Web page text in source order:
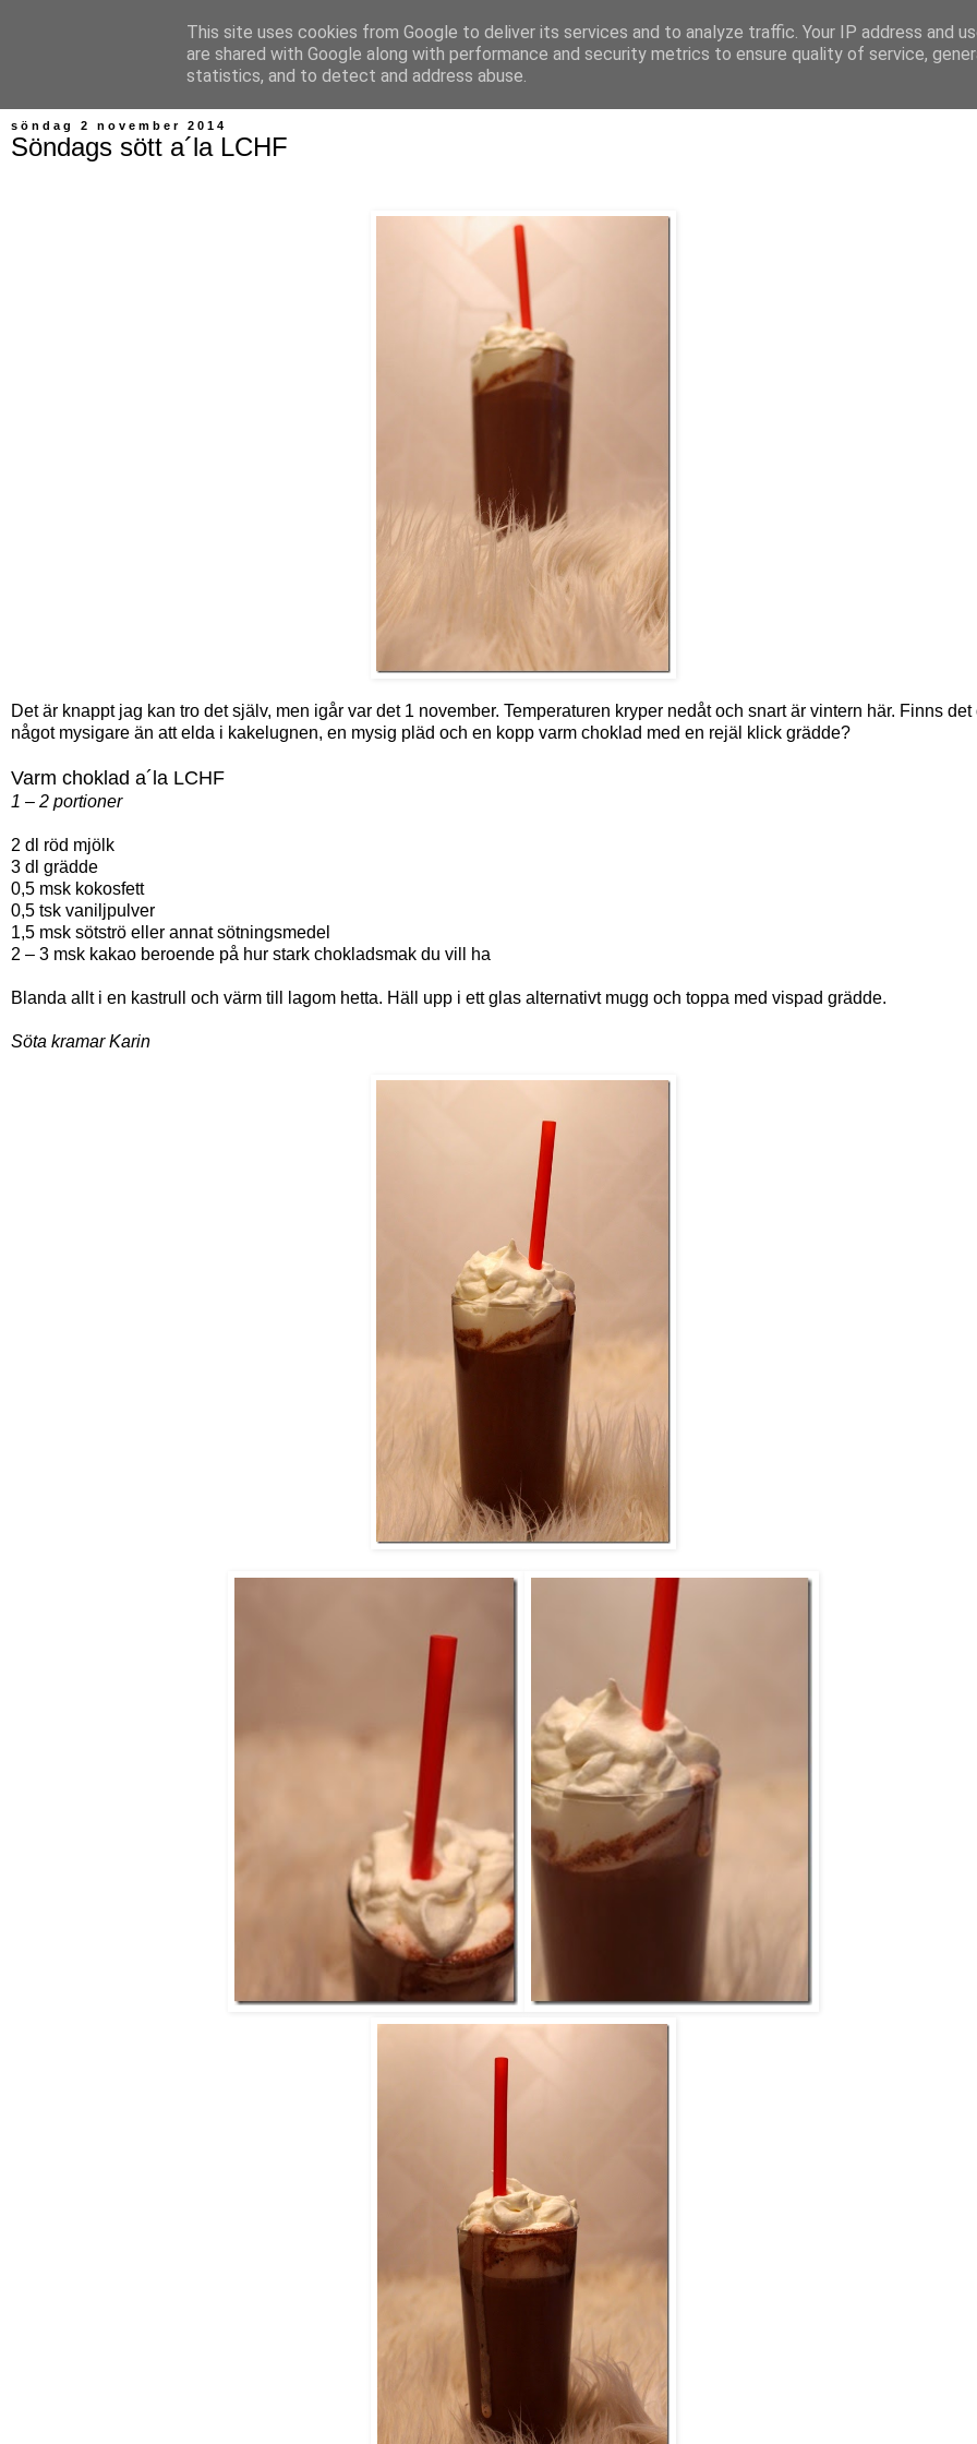
Bagerskan
söndag 2 november 2014
Söndags sött a´la LCHF
Det är knappt jag kan tro det själv, men igår var det 1 november. Temperaturen kryper nedåt och snart är vintern här. Finns det
något mysigare än att elda i kakelugnen, en mysig pläd och en kopp varm choklad med en rejäl klick grädde?
Varm choklad a´la LCHF
1 – 2 portioner
2 dl röd mjölk
3 dl grädde
0,5 msk kokosfett
0,5 tsk vaniljpulver
1,5 msk sötströ eller annat sötningsmedel
2 – 3 msk kakao beroende på hur stark chokladsmak du vill ha
Blanda allt i en kastrull och värm till lagom hetta. Häll upp i ett glas alternativt mugg och toppa med vispad grädde.
Söta kramar Karin
This site uses cookies from Google to deliver its services and to analyze traffic. Your IP address and
are shared with Google along with performance and security metrics to ensure quality of service,
statistics, and to detect and address abuse.